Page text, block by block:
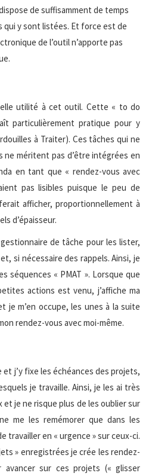
de suffisamment de temps
y sont listées. Et force est de
de l’outil n’apporte pas
utilité à cet outil. Cette « to do
particulièrement pratique pour y
à Traiter). Ces tâches qui ne
méritent pas d’être intégrées en
en tant que « rendez-vous avec
pas lisibles puisque le peu de
afficher, proportionnellement à
d’épaisseur.
de tâche pour les lister,
si nécessaire des rappels. Ainsi, je
séquences « PMAT ». Lorsque que
actions est venu, j’affiche ma
je m’en occupe, les unes à la suite
rendez-vous avec moi-même.
et j’y fixe les échéances des projets,
je travaille. Ainsi, je les ai très
je ne risque plus de les oublier sur
me les remémorer que dans les
travailler en « urgence » sur ceux-ci.
» enregistrées je crée les rendez-
avancer sur ces projets (« glisser